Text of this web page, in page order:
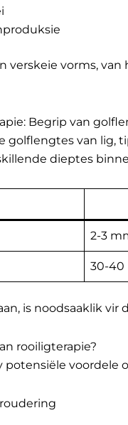
verskeie vorms,
Begrip van
van lig,
dieptes
2-3
30-40
is noodsaaklik
rooiligterapie?
potensiële voordele